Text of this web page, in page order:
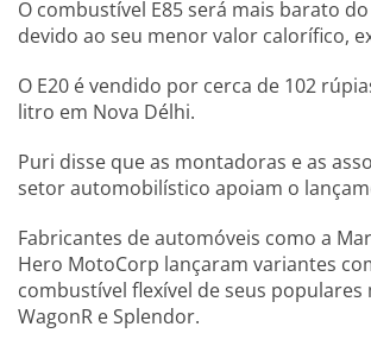
O combustível E85 será mais barato
devido ao seu menor valor calorífico,
O E20 é vendido por cerca de 102
litro em Nova Délhi.
Puri disse que as montadoras e as
setor automobilístico apoiam o
Fabricantes de automóveis como a
Hero MotoCorp lançaram variantes
combustível flexível de seus populares
WagonR e Splendor.